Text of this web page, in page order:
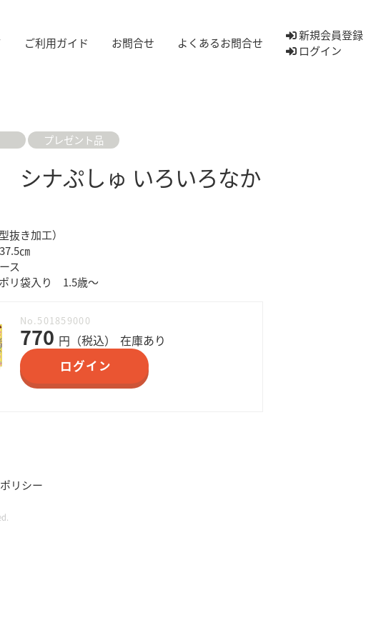
ご利用ガイド お問合せ よくあるお問合せ
新規会員登録
ログイン
プレゼント品
シナぷしゅ いろいろなか
抜き加工）
㎝
ス
リ袋入り 1.5歳～
No.501859000
770 円（税込）
在庫あり
ログイン
リシー